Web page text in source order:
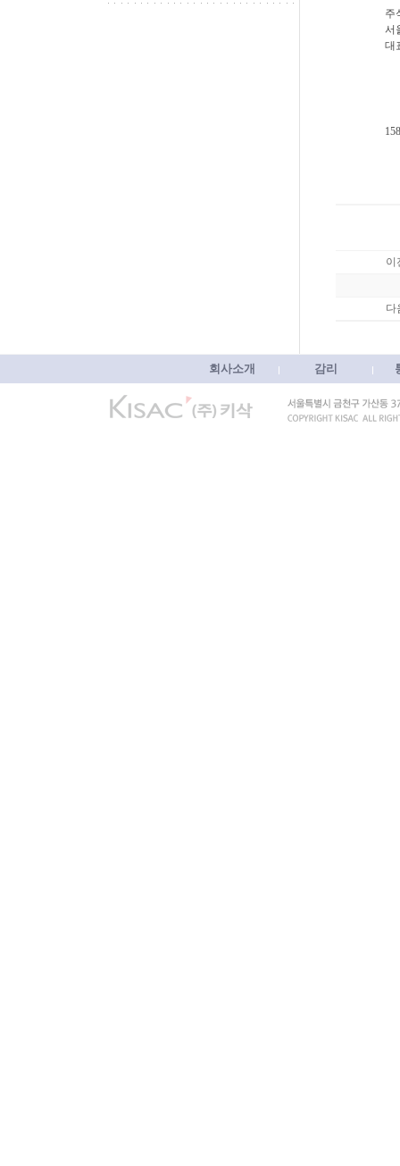
주
서
대
이
다
회사소개 감리